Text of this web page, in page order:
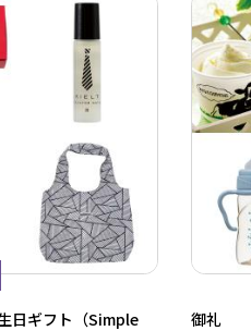
日ギフト（Simple
御礼